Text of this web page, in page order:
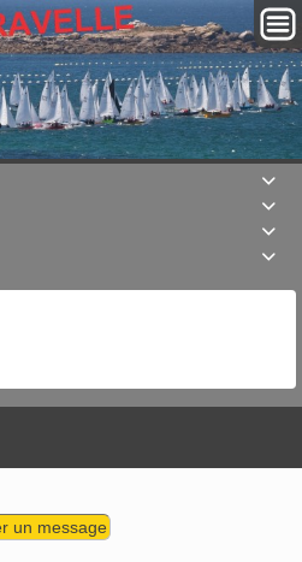




un message